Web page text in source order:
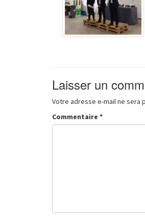
Laisser un
Votre adresse e-mail ne sera
Commentaire *